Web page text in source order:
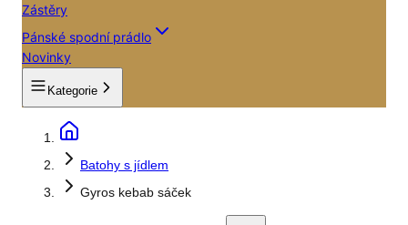
Zástěry
Pánské spodní prádlo
Novinky
Kategorie
Batohy s jídlem
Gyros kebab sáček